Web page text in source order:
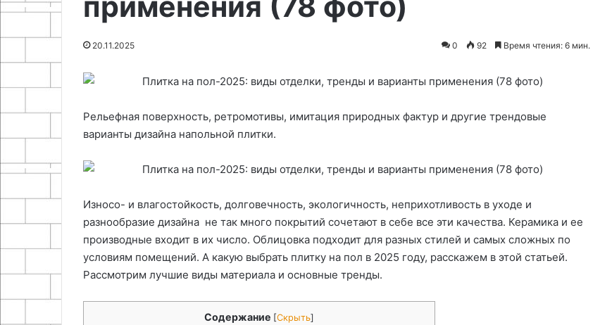
20.11.2025 0 92 Время чтения: 6 мин.
Рельефная поверхность, ретромотивы, имитация природных фактур и другие трендовые
варианты дизайна напольной плитки.
Износо- и влагостойкость, долговечность, экологичность, неприхотливость в уходе и
разнообразие дизайна не так много покрытий сочетают в себе все эти качества. Керамика и ее
производные входит в их число. Облицовка подходит для разных стилей и самых сложных по
условиям помещений. А какую выбрать плитку на пол в 2025 году, расскажем в этой статьей.
Рассмотрим лучшие виды материала и основные тренды.
Содержание [Скрыть]
Базовый набор узлов для
руками
04.05.2026
Как сделать минимойку
Технология реставрации и